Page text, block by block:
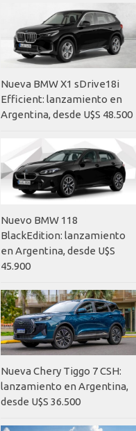
Nueva BMW X1 sDrive18i
Efficient: lanzamiento en
Argentina, desde U$S 48.500
Nuevo BMW 118
BlackEdition: lanzamiento
en Argentina, desde U$S
45.900
Nueva Chery Tiggo 7 CSH:
lanzamiento en Argentina,
desde U$S 36.500